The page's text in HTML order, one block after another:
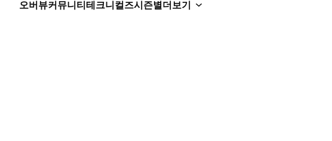
오버뷰커뮤니티테크니컬즈시즌별더보기